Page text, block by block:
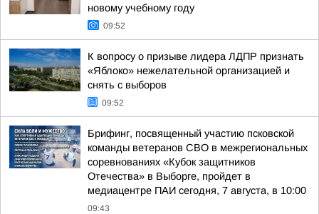
новому учебному году
09:52
К вопросу о призыве лидера ЛДПР признать
«Яблоко» нежелательной организацией и
снять с выборов
09:52
Брифинг, посвященный участию псковской
команды ветеранов СВО в межрегиональных
соревнованиях «Кубок защитников
Отечества» в Выборге, пройдет в
медиацентре ПАИ сегодня, 7 августа, в 10:00
09:43